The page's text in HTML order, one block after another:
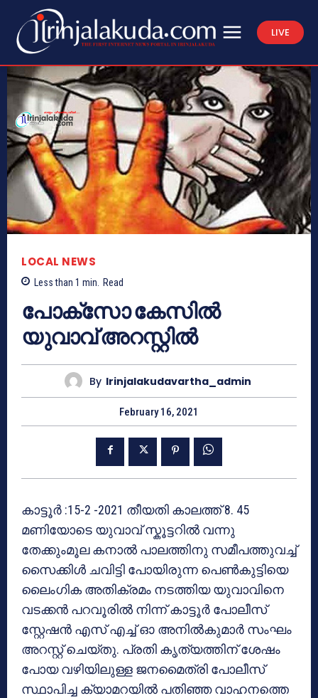
LIVE
LOCAL NEWS
Less than 1 min. Read
പോക്സോ കേസിൽ
യുവാവ് അറസ്റ്റിൽ
By Irinjalakudavartha_admin
February 16, 2021
കാട്ടൂർ :15-2 -2021 തീയതി കാലത്ത് 8. 45
മണിയോടെ യുവാവ് സ്കൂട്ടറിൽ വന്നു
തേക്കുംമൂല കനാൽ പാലത്തിനു സമീപത്തുവച്ച്
സൈക്കിൾ ചവിട്ടി പോയിരുന്ന പെൺകുട്ടിയെ
ലൈംഗിക അതിക്രമം നടത്തിയ യുവാവിനെ
വടക്കൻ പറവൂരിൽ നിന്ന് കാട്ടൂർ പോലീസ്
സ്റ്റേഷൻ എസ് എച്ച് ഓ അനിൽകുമാർ സംഘം
അറസ്റ്റ് ചെയ്തു. പ്രതി കൃത്യത്തിന് ശേഷം
പോയ വഴിയിലുള്ള ജനമൈത്രി പോലീസ്
സ്ഥാപിച്ച ക്യാമറയിൽ പതിഞ്ഞ വാഹനത്തെ